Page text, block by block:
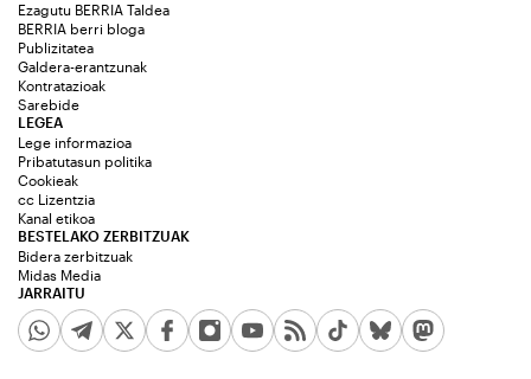
Ezagutu BERRIA Taldea
BERRIA berri bloga
Publizitatea
Galdera-erantzunak
Kontratazioak
Sarebide
JARRAITU
LEGEA
Lege informazioa
Pribatutasun politika
Cookieak
cc Lizentzia
Kanal etikoa
BESTELAKO ZERBITZUAK
Bidera zerbitzuak
Midas Media